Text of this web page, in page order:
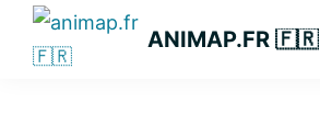
Passer
Passer
Passer
ANIMAP.FR 🇫🇷